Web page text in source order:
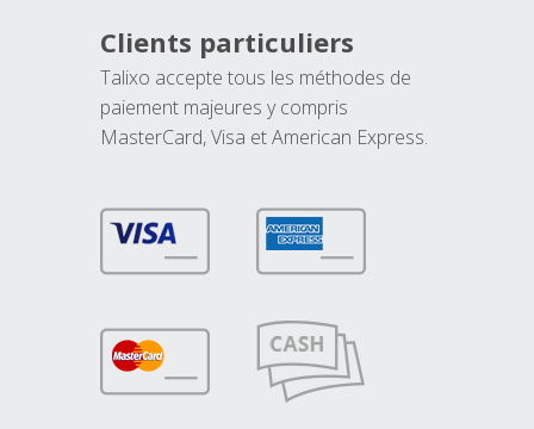
Clients particuliers
Talixo accepte tous les méthodes de
paiement majeures y compris
MasterCard, Visa et American Express.